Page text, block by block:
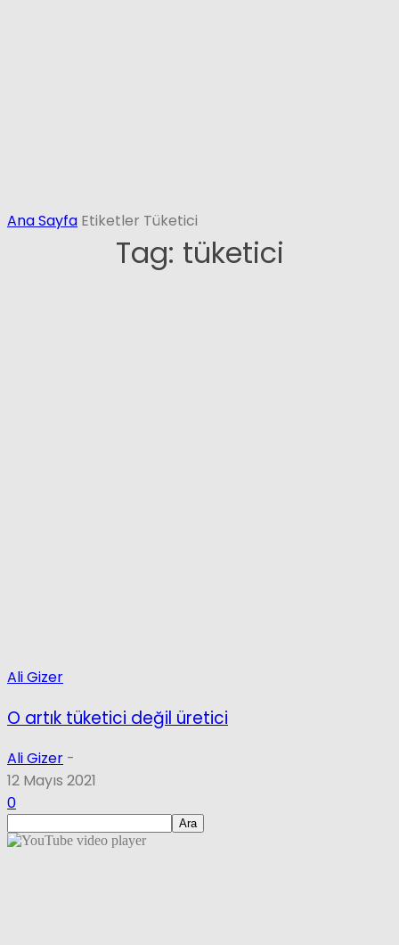
Ana Sayfa Etiketler Tüketici
Tag: tüketici
Ali Gizer
O artık tüketici değil üretici
Ali Gizer -
12 Mayıs 2021
0